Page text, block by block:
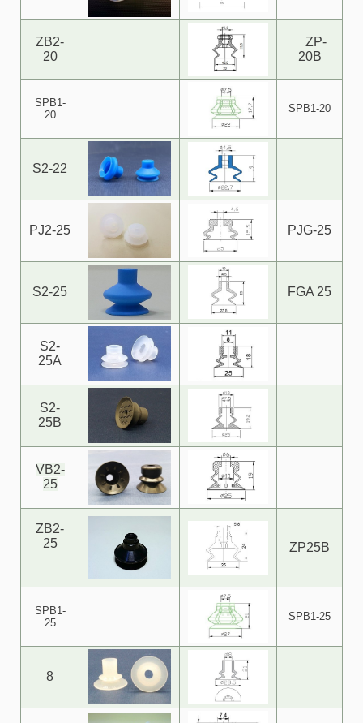
ZB2-
20
ZP-
20B
SPB1-
20
SPB1-20
S2-22
PJ2-25 PJG-25
S2-25 FGA 25
S2-
25A
S2-
25B
VB2-
25
ZB2-
25
ZP25B
SPB1-
25
SPB1-25
8